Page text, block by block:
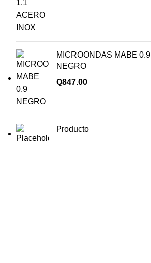
MICROONDAS MABE 0.9
NEGRO
Q847.00
Producto